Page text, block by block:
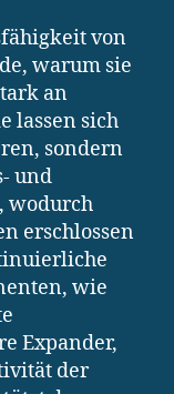
von
warum sie
an
lassen sich
sondern
und
wodurch
erschlossen
wie
Expander,
der